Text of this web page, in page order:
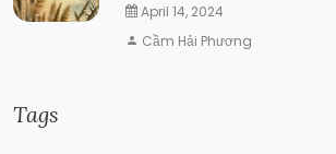
April 14, 2024
Cầm Hải Phương
Tags